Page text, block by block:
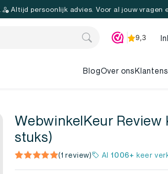
Altijd persoonlijk advies. Voor al jouw vragen
BlogOver ons
WebwinkelKeur Review
stuks)
(1 review) Al1006+ keer